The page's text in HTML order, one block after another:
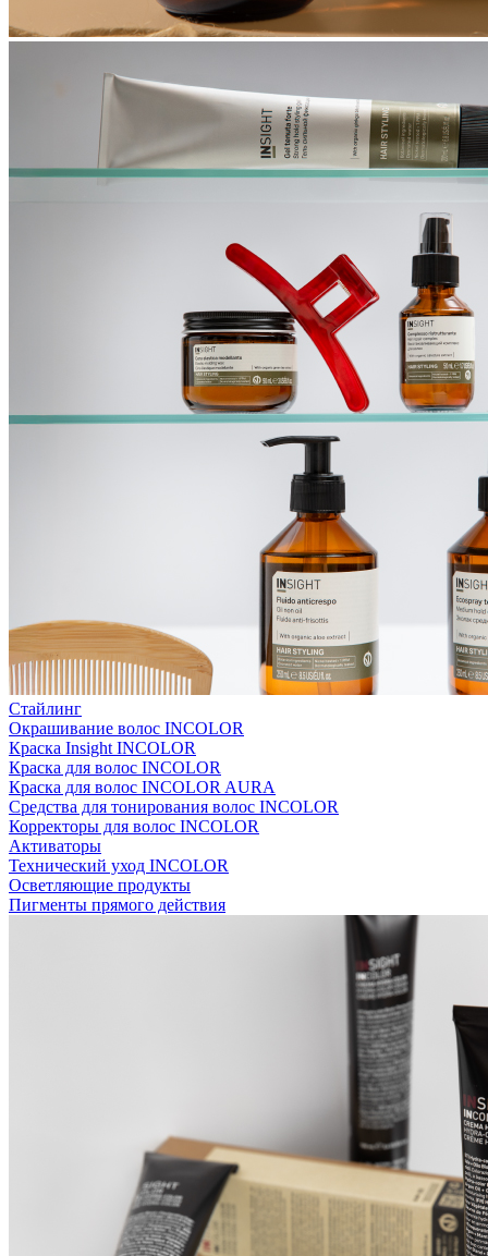
Стайлинг
Окрашивание волос INCOLOR
Краска Insight INCOLOR
Краска для волос INCOLOR
Краска для волос INCOLOR AURA
Средства для тонирования волос INCOLOR
Корректоры для волос INCOLOR
Активаторы
Технический уход INCOLOR
Осветляющие продукты
Пигменты прямого действия